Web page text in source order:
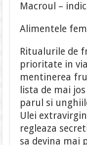
Macroul –
Alimentele
Ritualurile de
prioritate in
mentinerea
lista de mai
parul si
Ulei
regleaza
sa devina mai